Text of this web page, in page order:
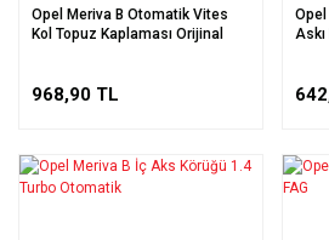
Opel Meriva B Otomatik Vites
Kol Topuz Kaplaması Orijinal
968,90 TL
Askı